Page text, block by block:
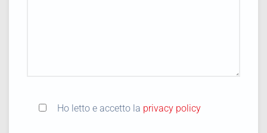
Ho letto e accetto la privacy policy